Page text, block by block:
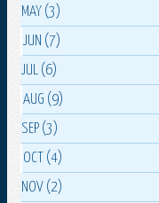
MAY (3)
JUN (7)
JUL (6)
AUG (9)
SEP (3)
OCT (4)
NOV (2)